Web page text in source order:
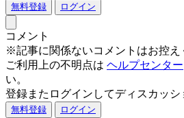
無料登録 ログイン
コメント
※記事に関係ないコメントはお控え
ご利用上の不明点は ヘルプセンター
い。
登録またログインしてディスカッシ
無料登録 ログイン